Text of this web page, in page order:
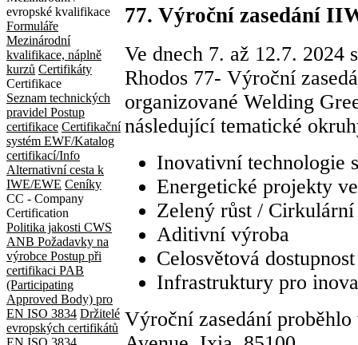
evropské kvalifikace
Formuláře
Mezinárodní
kvalifikace, náplně
kurzů Certifikáty
Certifikace
Seznam technických
pravidel Postup
certifikace Certifikační
systém EWF/Katalog
certifikací/Info
Alternativní cesta k
IWE/EWE Ceníky
CC - Company
Certification
Politika jakosti CWS
ANB Požadavky na
výrobce Postup při
certifikaci PAB
(Participating
Approved Body) pro
EN ISO 3834 Držitelé
evropských certifikátů
EN ISO 3834
77. Výroční zasedání
Ve dnech 7. až 12.7. 2024
Rhodos 77- Výroční
organizované Welding
následující tematické
Inovativní technologie
Energetické projekty
Zelený růst /
Aditivní výroba
Celosvětová
Infrastruktury pro
Výroční zasedání